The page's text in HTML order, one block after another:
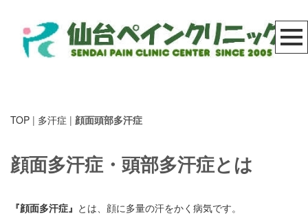
TOP | 多汗症 | 顔面頭部多汗症
顔面多汗症・頭部多汗症とは
『顔面多汗症』 とは、顔に多量の汗をかく病気です。